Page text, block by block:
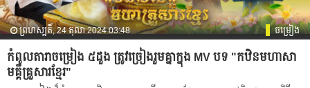
ព្រហស្បតិ៍, 24 តុលា 2024 03:48 ចម្រៀង
កំពូលតារាចម្រៀង ៥ដួង ត្រូវច្រៀងរួមគ្នាក្នុង MV បទ "កឋិនមហាសា
មគ្គីគ្រួសារខ្មែរ"